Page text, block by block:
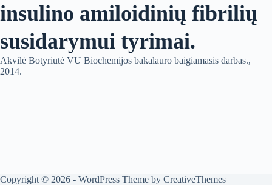
insulino amiloidinių fibrilių
susidarymui tyrimai.
Akvilė Botyriūtė VU Biochemijos bakalauro baigiamasis darbas.,
2014.
Copyright © 2026 - WordPress Theme by CreativeThemes